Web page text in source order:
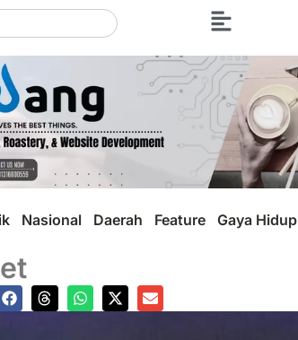
Nasional Daerah Feature Gaya Hidup